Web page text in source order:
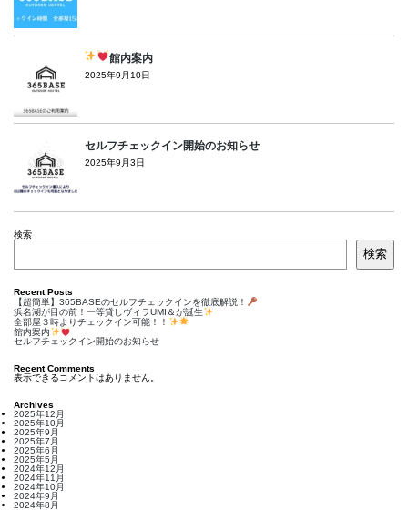
館内案内
2025年9月10日
セルフチェックイン開始のお知らせ
2025年9月3日
検索
検索
Recent Posts
【超簡単】365BASEのセルフチェックインを徹底解説！
浜名湖が目の前！一等貸しヴィラUMI＆が誕生
全部屋３時よりチェックイン可能！！
館内案内
セルフチェックイン開始のお知らせ
Recent Comments
表示できるコメントはありません。
Archives
2025年12月
2025年10月
2025年9月
2025年7月
2025年6月
2025年5月
2024年12月
2024年11月
2024年10月
2024年9月
2024年8月